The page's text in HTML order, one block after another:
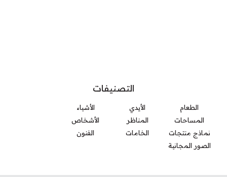
التصنيفات
الطعام الأيدي
الأشياء
المساحات
المناظر
الأشخاص
نماذج منتجات
الخامات
الفنون
الصور المجانية